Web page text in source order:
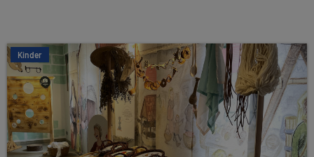
Kinder